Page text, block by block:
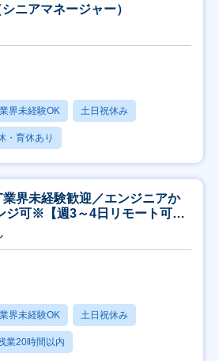
ニアマネージャー）
界未経験OK 土日祝休み
・育休あり
界未経験歓迎／エンジニアか
ジ可※【週3～4日リモート可
界未経験OK 土日祝休み
業20時間以内